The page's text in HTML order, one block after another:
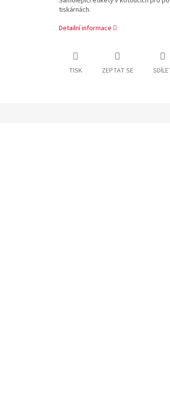
tiskárnách.
Detailní informace
TISK ZEPTAT SE